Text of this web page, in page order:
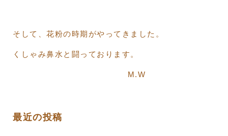
そして、花粉の時期がやってきました。
くしゃみ鼻水と闘っております。
M.W
最近の投稿